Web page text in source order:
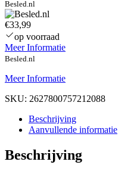
Besled.nl
€33,99
op voorraad
Meer Informatie
Besled.nl
Meer Informatie
SKU: 2627800757212088
Beschrijving
Aanvullende informatie
Beschrijving